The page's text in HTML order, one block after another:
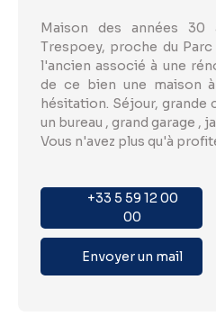
Maison des années
Trespoey, proche du
l'ancien associé à une
de ce bien une maison
hésitation. Séjour, grande
un bureau , grand garage ,
Vous n'avez plus qu'à
+33 5 59 12 00
00
Envoyer un mail